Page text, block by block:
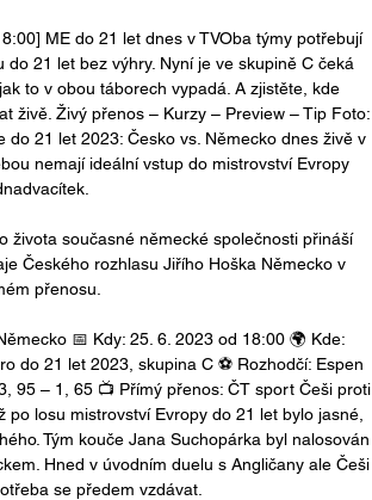
ME do 21 let dnes v TVOba týmy potřebují
21 let bez výhry. Nyní je ve skupině C čeká
to v obou táborech vypadá. A zjistěte, kde
živě. Živý přenos – Kurzy – Preview – Tip Foto:
do 21 let 2023: Česko vs. Německo dnes živě v
nemají ideální vstup do mistrovství Evropy
života současné německé společnosti přináší
Českého rozhlasu Jiřího Hoška Německo v
přenosu.
📅 Kdy: 25. 6. 2023 od 18:00 🌍 Kde:
do 21 let 2023, skupina C ⚽ Rozhodčí: Espen
95 – 1, 65 📺 Přímý přenos: ČT sport Češi proti
losu mistrovství Evropy do 21 let bylo jasné,
Tým kouče Jana Suchopárka byl nalosován
Hned v úvodním duelu s Angličany ale Češi
se předem vzdávat.